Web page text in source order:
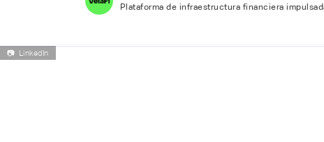
Plataforma de infraestructura financiera
📷 LinkedIn